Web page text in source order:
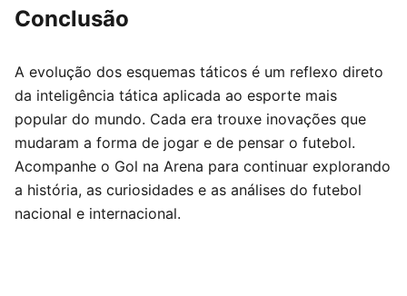
Conclusão
A evolução dos esquemas táticos é um reflexo direto
da inteligência tática aplicada ao esporte mais
popular do mundo. Cada era trouxe inovações que
mudaram a forma de jogar e de pensar o futebol.
Acompanhe o Gol na Arena para continuar explorando
a história, as curiosidades e as análises do futebol
nacional e internacional.